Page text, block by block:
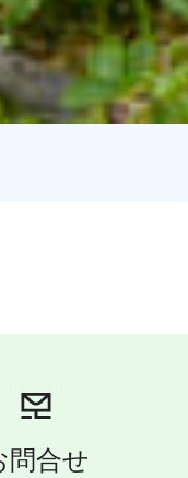
問合せ